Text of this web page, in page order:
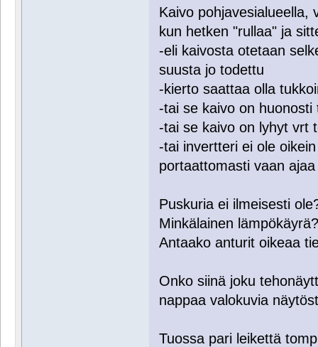
Kaivo pohjavesialueella,
kun hetken "rullaa" ja
-eli kaivosta otetaan
suusta jo todettu
-kierto saattaa olla
-tai se kaivo on huonosti
-tai se kaivo on lyhyt vrt
-tai invertteri ei ole
portaattomasti vaan
Puskuria ei ilmeisesti
Minkälainen
Antaako anturit oikeaa
Onko siinä joku
nappaa valokuvia
Tuossa pari leikettä